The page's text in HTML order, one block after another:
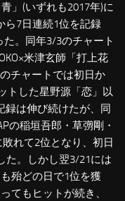
」(いずれも2017年)に
ら7日連続1位を記録
。同年3/3のチャート
米津玄師「打上花
チャートでは初日か
トした星野源「恋」以
は伸び続けたが、同
の稲垣吾郎・草彅剛・
れて2位となり、初日
た。しかし翌3/21には
殆どの日で1位を獲
てもヒットが続き、